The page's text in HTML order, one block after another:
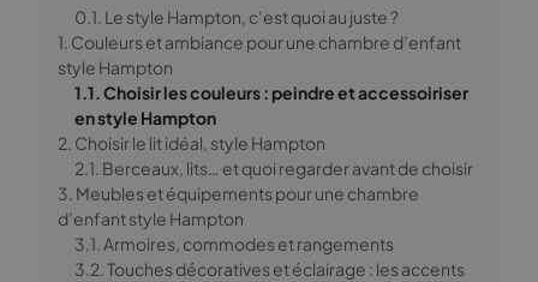
0.1. Le style Hampton, c’est quoi au juste ?
1. Couleurs et ambiance pour une chambre d’enfant
style Hampton
1.1. Choisir les couleurs : peindre et accessoiriser
en style Hampton
2. Choisir le lit idéal, style Hampton
2.1. Berceaux, lits… et quoi regarder avant de choisir
3. Meubles et équipements pour une chambre
d’enfant style Hampton
3.1. Armoires, commodes et rangements
3.2. Touches décoratives et éclairage : les accents